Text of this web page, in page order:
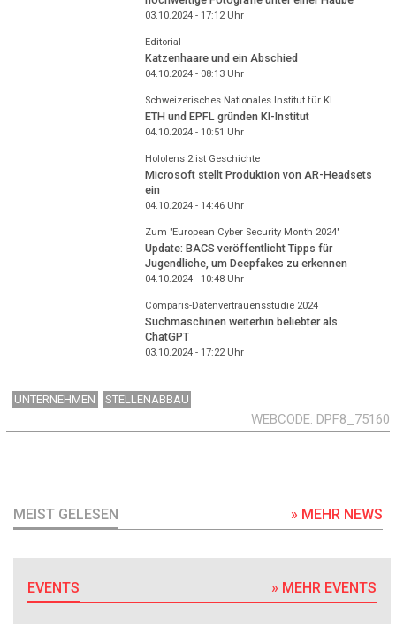
03.10.2024 - 17:12Uhr
Editorial
Katzenhaare und ein Abschied
04.10.2024 - 08:13Uhr
Schweizerisches Nationales Institut für KI
ETH und EPFL gründen KI-Institut
04.10.2024 - 10:51 Uhr
Hololens 2 ist Geschichte
Microsoft stellt Produktion von AR-Headsets
ein
04.10.2024 - 14:46Uhr
Zum "European Cyber Security Month 2024"
Update: BACS veröffentlicht Tipps für
Jugendliche, um Deepfakes zu erkennen
04.10.2024 - 10:48Uhr
Comparis-Datenvertrauensstudie 2024
Suchmaschinen weiterhin beliebter als
ChatGPT
03.10.2024 - 17:22Uhr
UNTERNEHMEN STELLENABBAU
WEBCODE DPF8_75160
MEIST GELESEN » MEHR NEWS
EVENTS » MEHR EVENTS